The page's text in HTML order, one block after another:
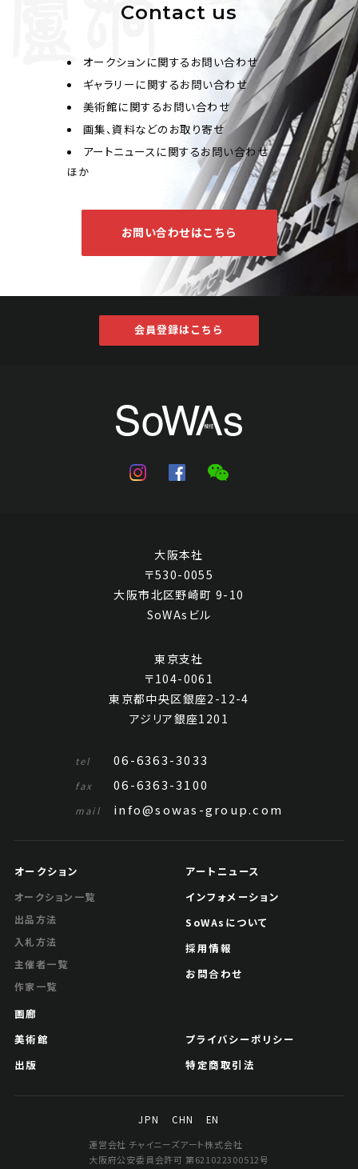
Contact us
オークションに関するお問い合わせ
ギャラリーに関するお問い合わせ
美術館に関するお問い合わせ
画集、資料などのお取り寄せ
アートニュースに関するお問い合わせ
ほか
お問い合わせはこちら
会員登録はこちら
大阪本社
〒530-0055
大阪市北区野崎町 9-10
SoWAsビル
東京支社
〒104-0061
東京都中央区銀座2-12-4
アジリア銀座1201
tel 06-6363-3033
fax 06-6363-3100
mail info@sowas-group.com
オークション
オークション一覧
出品方法
入札方法
主催者一覧
作家一覧
画廊
美術館
出版
アートニュース
インフォメーション
SoWAsについて
採用情報
お問合わせ
プライバシーポリシー
特定商取引法
JPN CHN
EN
運営会社 チャイニーズアート株式会社
大阪府公安委員会許可 第621022300512号